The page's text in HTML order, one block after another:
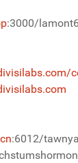
:3000/
:6012/